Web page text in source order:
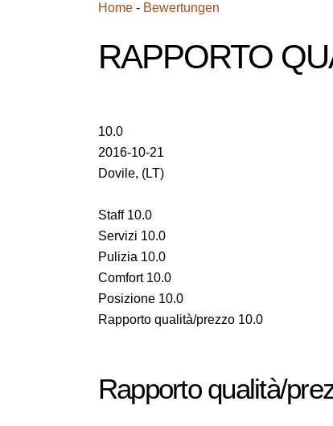
Home - Bewertungen
RAPPORTO
10.0
2016-10-21
Dovile, (LT)
Staff 10.0
Servizi 10.0
Pulizia 10.0
Comfort 10.0
Posizione 10.0
Rapporto qualità/prezzo 10.0
Rapporto qualità/